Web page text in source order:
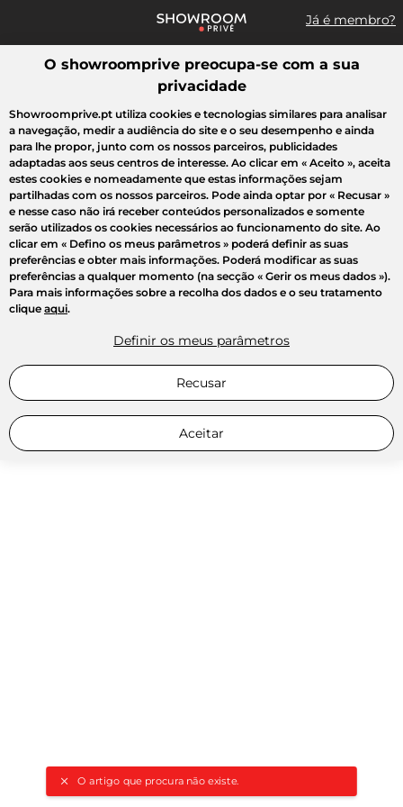
Já é membro?
Pesquisar uma marca, um artigo, uma venda...
O artigo que procura não existe.
Todas as vendas Moda Desporto Casa Criança Beleza
O showroomprive preocupa-se com a sua
privacidade
Showroomprive.pt utiliza cookies e tecnologias similares para analisar
a navegação, medir a audiência do site e o seu desempenho e ainda
para lhe propor, junto com os nossos parceiros, publicidades
adaptadas aos seus centros de interesse. Ao clicar em « Aceito », aceita
estes cookies e nomeadamente que estas informações sejam
partilhadas com os nossos parceiros. Pode ainda optar por « Recusar »
e nesse caso não irá receber conteúdos personalizados e somente
serão utilizados os cookies necessários ao funcionamento do site. Ao
clicar em « Defino os meus parâmetros » poderá definir as suas
preferências e obter mais informações. Poderá modificar as suas
preferências a qualquer momento (na secção « Gerir os meus dados »).
Para mais informações sobre a recolha dos dados e o seu tratamento
clique aqui.
Definir os meus parâmetros
Recusar
Aceitar